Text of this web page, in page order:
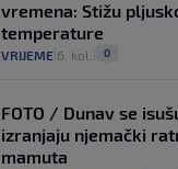
vremena: Stižu
temperature
VRIJEME 6. kol. 0
FOTO / Dunav se
izranjaju njemački
mamuta